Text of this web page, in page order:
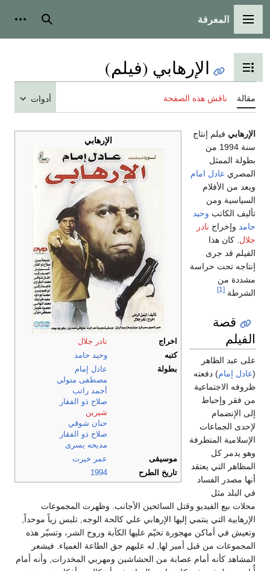
القائمة الرئيسية
المعرفة بحث
تبديل عرض جدول المحتويات
الإرهابي (فيلم)
مقالة ناقش هذه الصفحة أدوات
الإرهابي
اخراج
نادر جلال
كتبه
وحيد حامد
بطولة
عادل إمام
مصطفى متولي
أحمد راتب
صلاح ذو الفقار
شيرين
حنان شوقي
صلاح ذو الفقار
مديحه يسرى
موسيقى
عمر خيرت
تاريخ الطرح
1994
الإرهابي فيلم إنتاج
سنة 1994 من
بطولة الممثل
المصري عادل امام
ويعد من الأفلام
السياسية ومن
تأليف الكاتب وحيد
حامد وإخراج نادر
جلال . كان هذا
الفيلم قد جرى
إنتاجه تحت حراسة
مشددة من
الشرطة [1]
قصة
الفيلم
على عبد الظاهر
(عادل إمام) دفعته
ظروفه الاجتماعية
من فقر وإحباط
إلى الإنضمام
لإحدى الجماعات
الإسلامية المتطرفة
وهو يدمر كل
المظاهر التي يعتقد
أنها مصدر الفساد
في البلد مثل
محلات بيع الفيديو وقتل السائحين الأجانب. وظهرت المجموعات
الإرهابية التي ينتمي إليها الإرهابي علي كالحة الوجه, تلبس زياً موحداً,
وتعيش في أماكن مهجورة تخيّم عليها الكآبة وروح الشر، وتسيّر هذه
المجموعات من قبل أمير لها, له عليهم حق الطاعة العمياء. فيشعر
المشاهد كأنه أمام عصابة من الحشاشين ومهربي المخدرات, وأنه أمام